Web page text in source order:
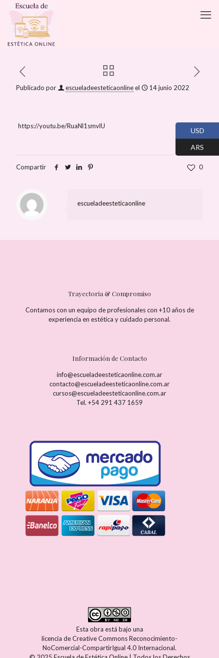
Publicado por escueladeesteticaonlineel 14 junio 2022
https://youtu.be/RuaNl1smvlU
Compartir 0
escueladeesteticaonline
Trayectoria & Compromiso
Contamos con un equipo de profesionales con +10 años de
experiencia en estética y cuidado personal.
Información de Contacto
info@escueladeesteticaonline.com.ar
contacto@escueladeesteticaonline.com.ar
cursos@escueladeesteticaonline.com.ar
Tel. +54 291 437 1659
Esta obra está bajo una
licencia de Creative Commons Reconocimiento-
NoComercial-CompartirIgual 4.0 Internacional.
USD
ARS